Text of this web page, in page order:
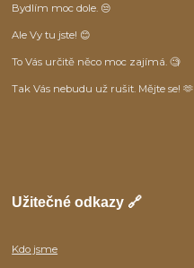
Bydlím moc dole. 😒
Ale Vy tu jste! 😊
To Vás určitě něco moc zajímá. 🧐
Tak Vás nebudu už rušit. Mějte se! 🫶
Užitečné odkazy 🔗
Kdo jsme